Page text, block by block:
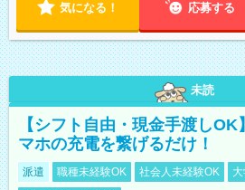
気になる！ 応募する
未読
【シフト自由・現金手渡し
マホの充電を繋げるだけ！
派遣 職種未経験OK 社会人未経験OK